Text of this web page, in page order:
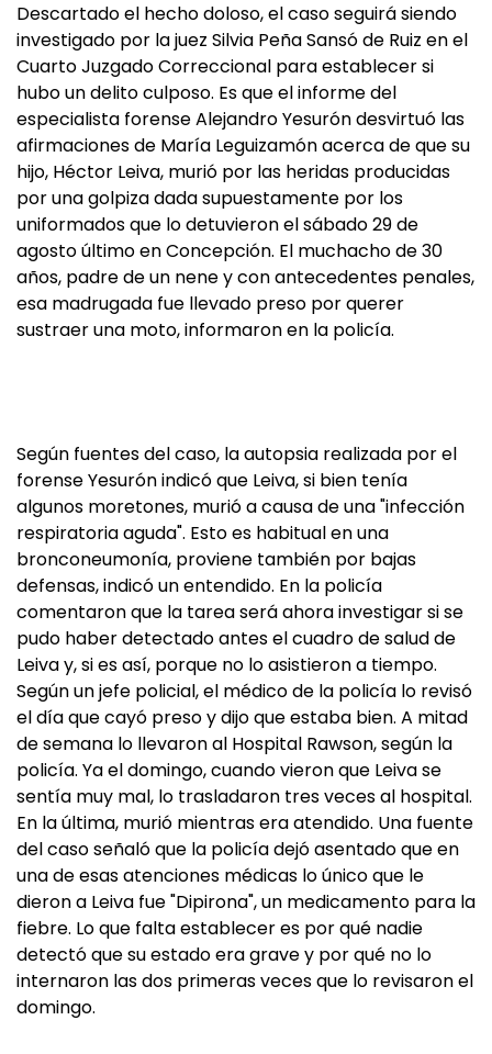
Descartado el hecho doloso, el caso seguirá siendo
investigado por la juez Silvia Peña Sansó de Ruiz en el
Cuarto Juzgado Correccional para establecer si
hubo un delito culposo. Es que el informe del
especialista forense Alejandro Yesurón desvirtuó las
afirmaciones de María Leguizamón acerca de que su
hijo, Héctor Leiva, murió por las heridas producidas
por una golpiza dada supuestamente por los
uniformados que lo detuvieron el sábado 29 de
agosto último en Concepción. El muchacho de 30
años, padre de un nene y con antecedentes penales,
esa madrugada fue llevado preso por querer
sustraer una moto, informaron en la policía.
Según fuentes del caso, la autopsia realizada por el
forense Yesurón indicó que Leiva, si bien tenía
algunos moretones, murió a causa de una "infección
respiratoria aguda". Esto es habitual en una
bronconeumonía, proviene también por bajas
defensas, indicó un entendido. En la policía
comentaron que la tarea será ahora investigar si se
pudo haber detectado antes el cuadro de salud de
Leiva y, si es así, porque no lo asistieron a tiempo.
Según un jefe policial, el médico de la policía lo revisó
el día que cayó preso y dijo que estaba bien. A mitad
de semana lo llevaron al Hospital Rawson, según la
policía. Ya el domingo, cuando vieron que Leiva se
sentía muy mal, lo trasladaron tres veces al hospital.
En la última, murió mientras era atendido. Una fuente
del caso señaló que la policía dejó asentado que en
una de esas atenciones médicas lo único que le
dieron a Leiva fue "Dipirona", un medicamento para la
fiebre. Lo que falta establecer es por qué nadie
detectó que su estado era grave y por qué no lo
internaron las dos primeras veces que lo revisaron el
domingo.